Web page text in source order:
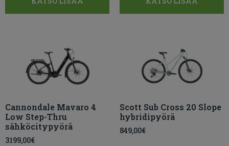
Cannondale Mavaro 4
Low Step-Thru
sähköcitypyörä
3199,00€
Scott Sub Cross 20 Slope
hybridipyörä
849,00€